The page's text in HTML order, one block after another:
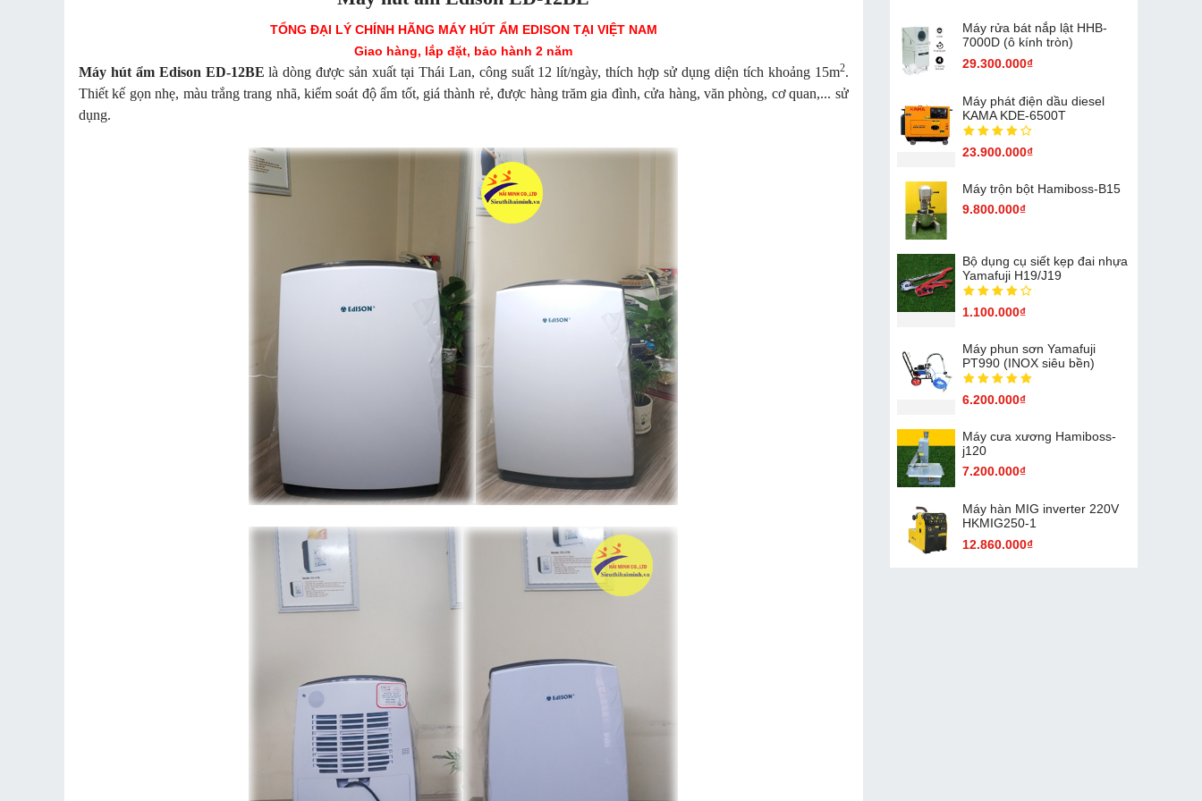
TỔNG ĐẠI LÝ CHÍNH HÃNG MÁY HÚT ẨM EDISON TẠI VIỆT NAM
Giao hàng, lắp đặt, bảo hành 2 năm
Máy hút ẩm Edison ED-12BE là dòng được sản xuất tại Thái Lan, công suất 12 lít/ngày, thích hợp sử dụng diện tích khoảng 15m2.
Thiết kế gọn nhẹ, màu trắng trang nhã, kiểm soát độ ẩm tốt, giá thành rẻ, được hàng trăm gia đình, cửa hàng, văn phòng, cơ quan,... sử
dụng.
Máy rửa bát nắp lật HHB-
7000D (ô kính tròn)
29.300.000₫
Máy phát điện dầu diesel
KAMA KDE-6500T
23.900.000₫
Máy trộn bột Hamiboss-B15
9.800.000₫
Bộ dụng cụ siết kẹp đai nhựa
Yamafuji H19/J19
1.100.000₫
Máy phun sơn Yamafuji
PT990 (INOX siêu bền)
6.200.000₫
Máy cưa xương Hamiboss-
j120
7.200.000₫
Máy hàn MIG inverter 220V
HKMIG250-1
12.860.000₫